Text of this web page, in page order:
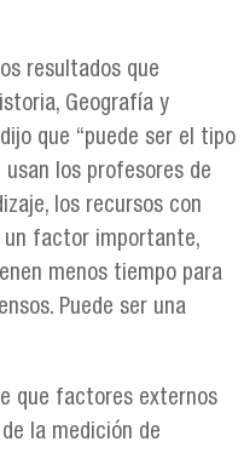
resultados que
Geografía y
que “puede ser el tipo
los profesores de
los recursos con
un factor importante,
menos tiempo para
Puede ser una
que factores externos
la medición de